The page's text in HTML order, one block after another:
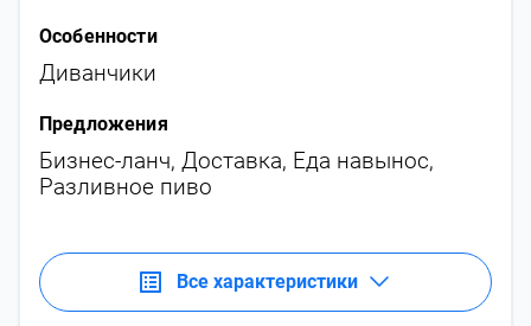
Особенности
Диванчики
Предложения
Бизнес-ланч, Доставка, Еда навынос,
Разливное пиво
Все характеристики